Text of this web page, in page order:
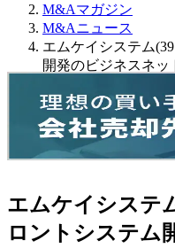
M&Aマガジン
M&Aニュース
エムケイシステム
開発のビジネスネ
エムケイシステ
ロントシステム